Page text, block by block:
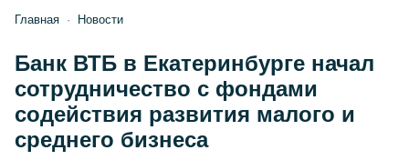
Главная Новости
Банк ВТБ в Екатеринбурге начал
сотрудничество с фондами
содействия развития малого и
среднего бизнеса